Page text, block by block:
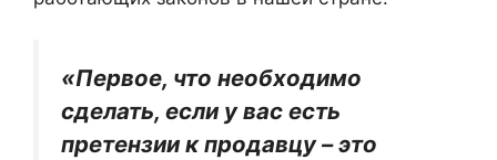
«Первое, что необходимо
сделать, если у вас есть
претензии к продавцу – это